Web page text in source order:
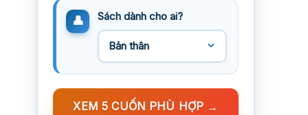
Sách dành cho ai?
XEM 5 CUỐN PHÙ HỢP →